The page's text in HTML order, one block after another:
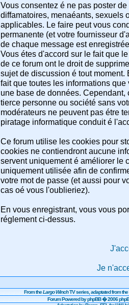
Vous consentez é ne pas poster
diffamatoires, menaéants, sexuels
applicables. Le faire peut vous
permanente (et votre fournisseur
de chaque message est
Vous étes d'accord sur le fait que
de ce forum ont le droit de
sujet de discussion é tout
fait que toutes les informations
une base de données.
tierce personne ou société sans
modérateurs ne peuvent pas étre
piratage informatique conduit é
Ce forum utilise les cookies pour
cookies ne contiendront aucune
servent uniquement é améliorer le
uniquement utilisée afin de
votre mot de passe (et aussi pour
cas oé vous l'oublieriez).
En vous enregistrant, vous vous
réglement ci-dessus.
Je
From theLargo WinchTV series, adaptated from
Forum Powered byphpBB� 2006